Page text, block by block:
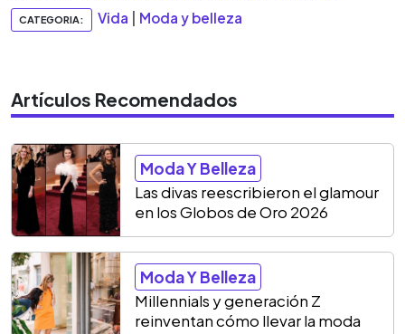
CATEGORIA: Vida Moda y belleza
Artículos Recomendados
Moda Y Belleza
Las divas reescribieron el glamour
en los Globos de Oro 2026
Moda Y Belleza
Millennials y generación Z
reinventan cómo llevar la moda